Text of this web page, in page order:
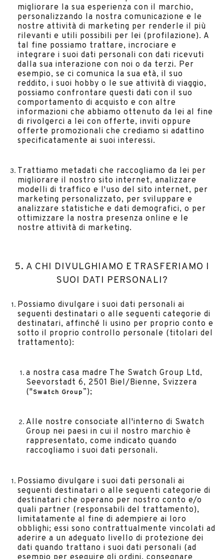
migliorare la sua esperienza con il marchio,
personalizzando la nostra comunicazione e le
nostre attività di marketing per renderle il più
rilevanti e utili possibili per lei (profilazione). A
tal fine possiamo trattare, incrociare e
integrare i suoi dati personali con dati ricevuti
dalla sua interazione con noi o da terzi. Per
esempio, se ci comunica la sua età, il suo
reddito, i suoi hobby o le sue attività di viaggio,
possiamo confrontare questi dati con il suo
comportamento di acquisto e con altre
informazioni che abbiamo ottenuto da lei al fine
di rivolgerci a lei con offerte, inviti oppure
offerte promozionali che crediamo si adattino
specificatamente ai suoi interessi.
Trattiamo metadati che raccogliamo da lei per
migliorare il nostro sito internet, analizzare
modelli di traffico e l'uso del sito internet, per
marketing personalizzato, per sviluppare e
analizzare statistiche e dati demografici, o per
ottimizzare la nostra presenza online e le
nostre attività di marketing.
5. A CHI DIVULGHIAMO E TRASFERIAMO I
SUOI DATI PERSONALI?
Possiamo divulgare i suoi dati personali ai
seguenti destinatari o alle seguenti categorie di
destinatari, affinché li usino per proprio conto e
sotto il proprio controllo personale (titolari del
trattamento):
a nostra casa madre The Swatch Group Ltd,
Seevorstadt 6, 2501 Biel/Bienne, Svizzera
("Swatch Group ”);
Alle nostre consociate all'interno di Swatch
Group nei paesi in cui il nostro marchio è
rappresentato, come indicato quando
raccogliamo i suoi dati personali.
Possiamo divulgare i suoi dati personali ai
seguenti destinatari o alle seguenti categorie di
destinatari che operano per nostro conto e/o
quali partner (responsabili del trattamento),
limitatamente al fine di adempiere ai loro
obblighi; essi sono contrattualmente vincolati ad
aderire a un adeguato livello di protezione dei
dati quando trattano i suoi dati personali (ad